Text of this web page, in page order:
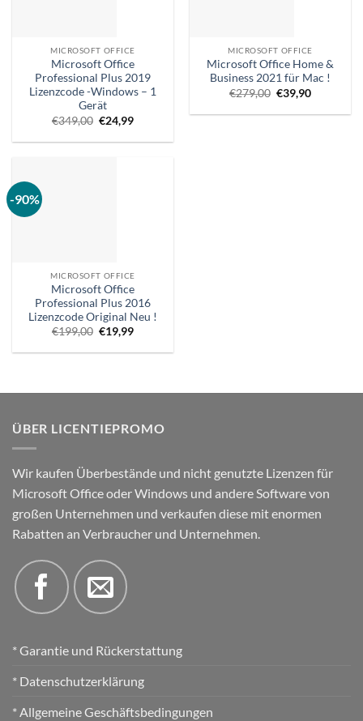
MICROSOFT OFFICE
Microsoft Office
Professional Plus 2019
Lizenzcode -Windows – 1
Gerät
€349,00 Ursprünglicher
Preis
war:
€24,99Aktueller
ist:
MICROSOFT OFFICE
Microsoft Office Home &
Business 2021 für Mac !
€279,00 Ursprünglicher
Preis
war:
€39,90Aktueller
ist:
-90%
MICROSOFT OFFICE
Microsoft Office
Professional Plus 2016
Lizenzcode Original Neu !
€199,00 Ursprünglicher
Preis
war:
€19,99Aktueller
ist:
ÜBER LICENTIEPROMO
Wir kaufen Überbestände und nicht genutzte Lizenzen für
Microsoft Office oder Windows und andere Software von
großen Unternehmen und verkaufen diese mit enormen
Rabatten an Verbraucher und Unternehmen.
* Garantie und Rückerstattung
* Datenschutzerklärung
* Allgemeine Geschäftsbedingungen